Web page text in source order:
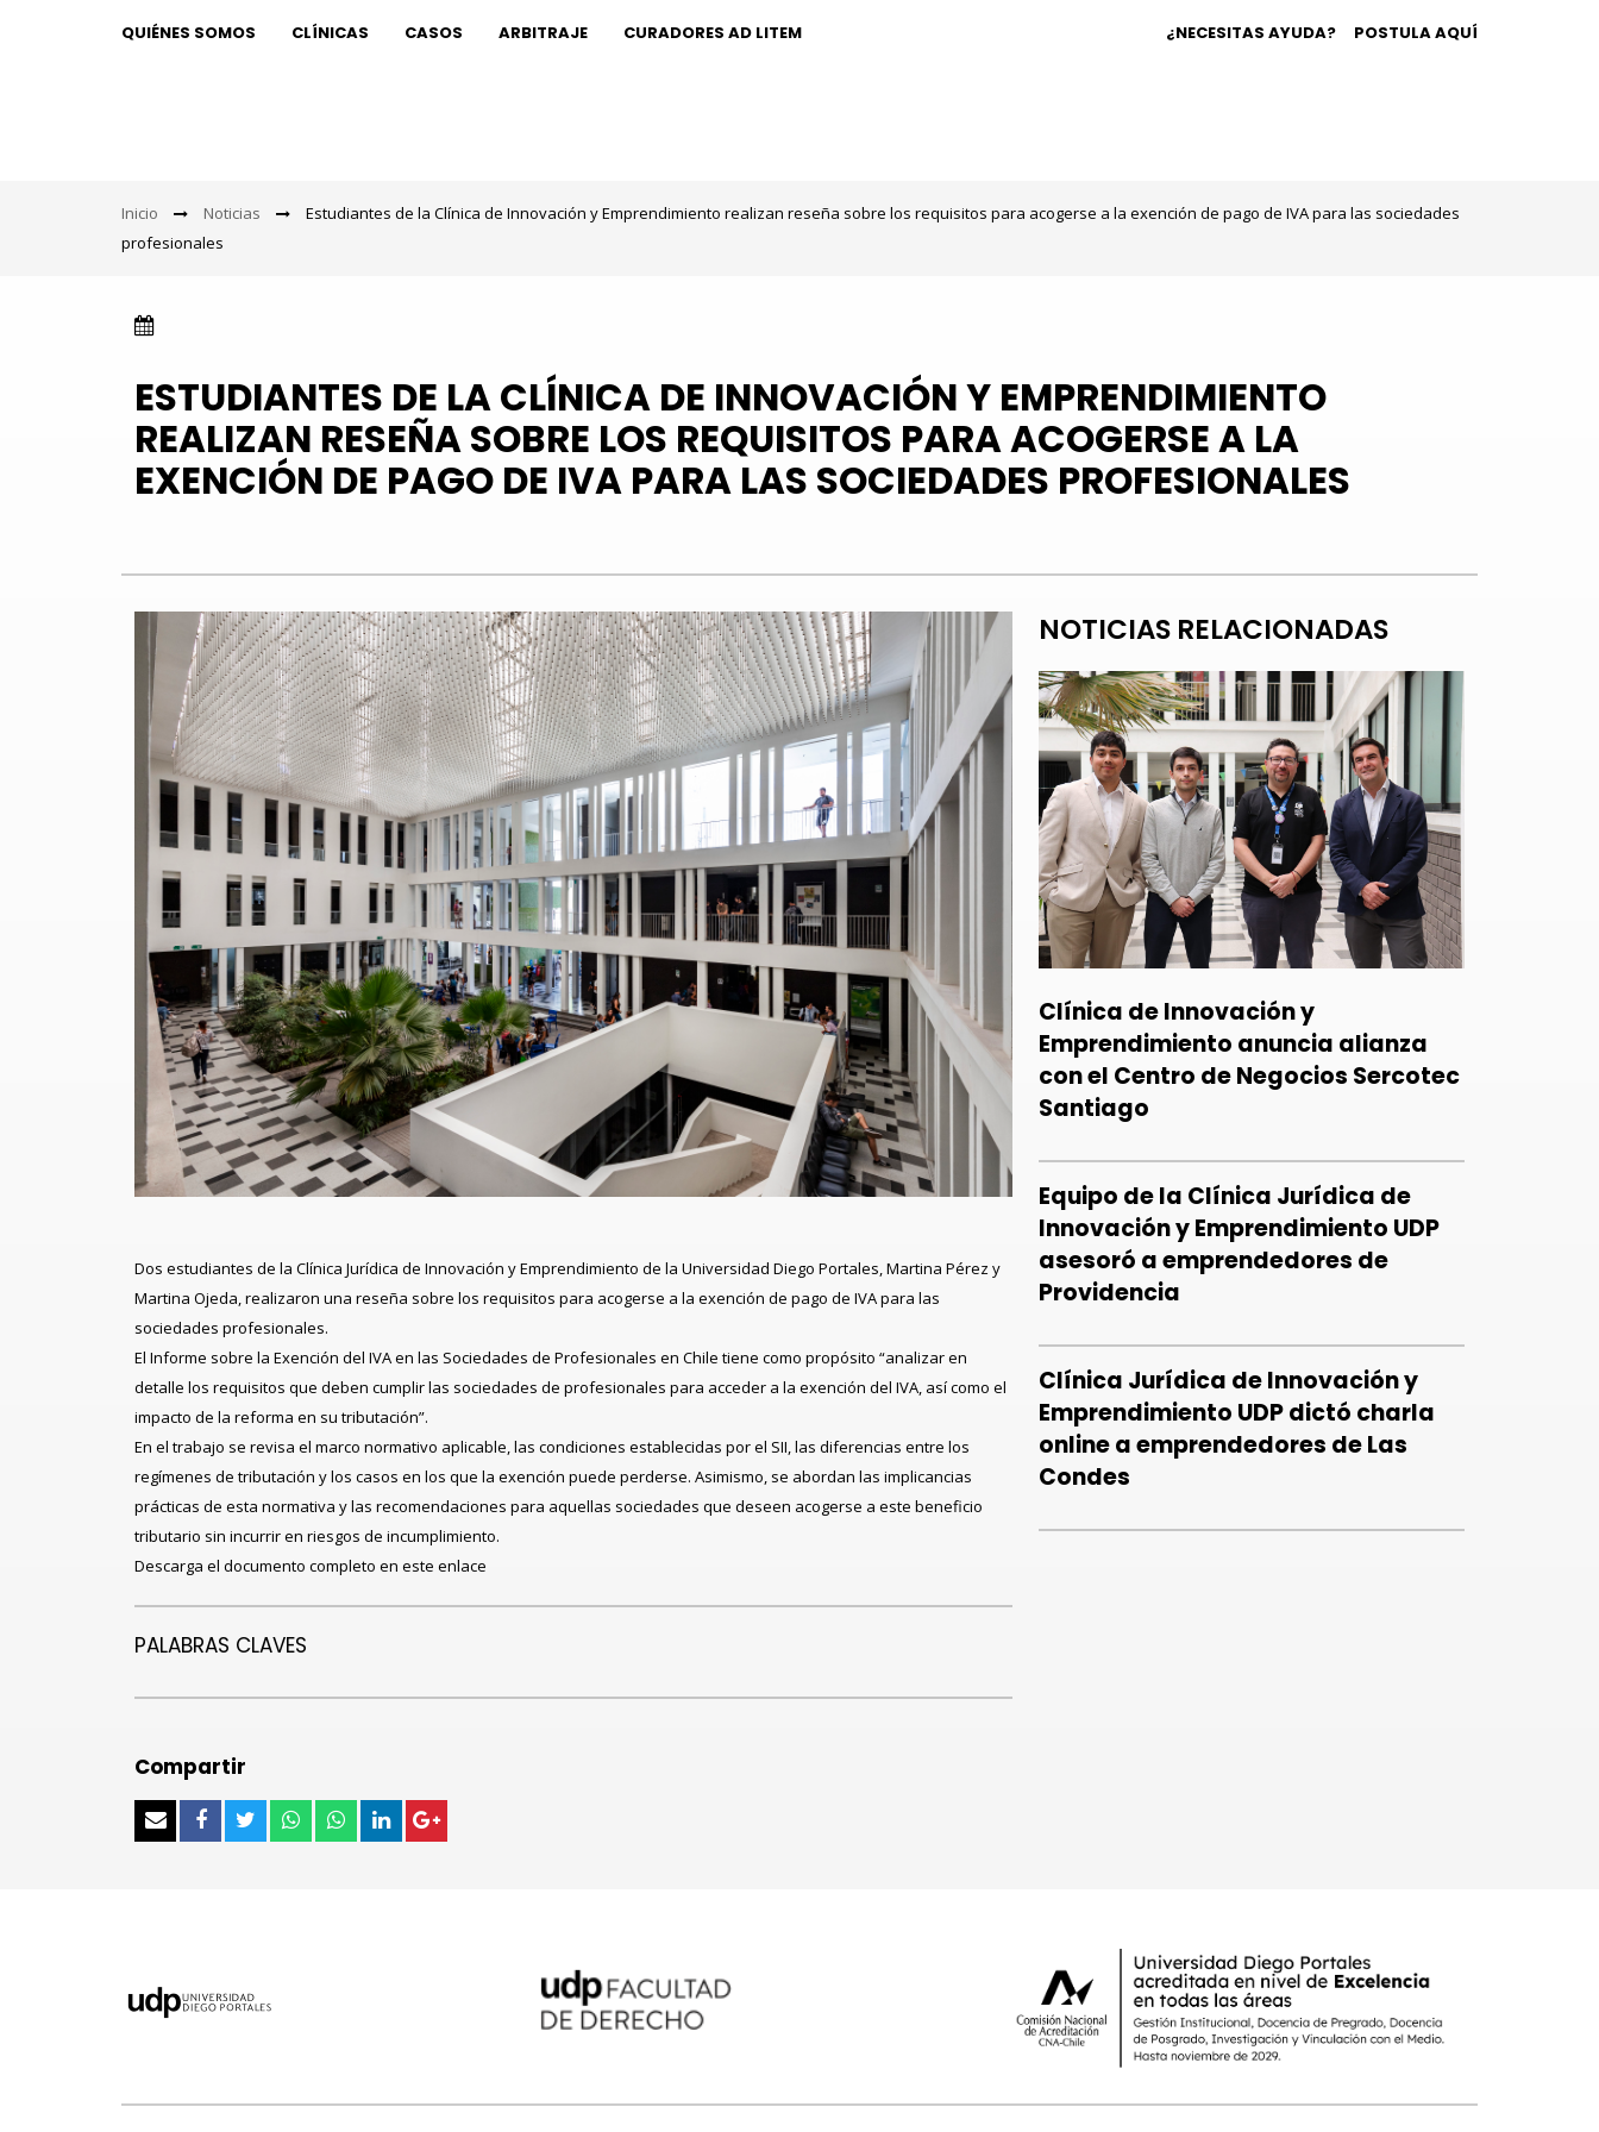
QUIÉNES SOMOS CLÍNICAS CASOS ARBITRAJE CURADORES AD LITEM ¿NECESITAS AYUDA? POSTULA AQUÍ
Inicio Noticias
Estudiantes de la Clínica de Innovación y Emprendimiento realizan reseña sobre los requisitos para acogerse a la exención de pago de IVA para las sociedades
profesionales
ESTUDIANTES DE LA CLÍNICA DE INNOVACIÓN Y EMPRENDIMIENTO
REALIZAN RESEÑA SOBRE LOS REQUISITOS PARA ACOGERSE A LA
EXENCIÓN DE PAGO DE IVA PARA LAS SOCIEDADES PROFESIONALES
Dos estudiantes de laClínica Jurídica de Innovación y Emprendimiento de la Universidad Diego Portales,Martina Pérez y
Martina Ojeda, realizaron una reseña sobre los requisitos para acogerse a la exención de pago de IVA para las
sociedades profesionales.
El Informe sobre la Exención del IVA en las Sociedades de Profesionales en Chile tiene como propósito“analizar en
detalle los requisitos que deben cumplir las sociedades de profesionales para acceder a la exención del IVA, así como el
impacto de la reforma en su tributación”.
En el trabajo se revisa el marco normativo aplicable, las condiciones establecidas por el SII, las diferencias entre los
regímenes de tributación y los casos en los que la exención puede perderse. Asimismo, se abordan las implicancias
prácticas de esta normativa y las recomendaciones para aquellas sociedades que deseen acogerse a este beneficio
tributario sin incurrir en riesgos de incumplimiento.
Descarga el documento completo en este enlace
PALABRAS CLAVES
Compartir
NOTICIAS RELACIONADAS
Clínica de Innovación y
Emprendimiento anuncia alianza
con el Centro de Negocios Sercotec
Santiago
Equipo de la Clínica Jurídica de
Innovación y Emprendimiento UDP
asesoró a emprendedores de
Providencia
Clínica Jurídica de Innovación y
Emprendimiento UDP dictó charla
online a emprendedores de Las
Condes